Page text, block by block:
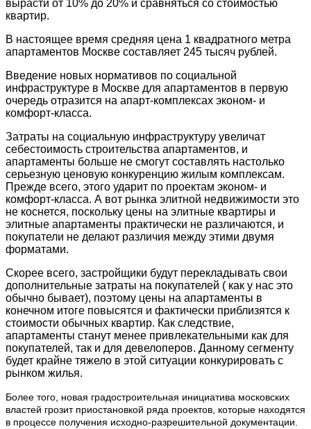
вырасти от 10% до 20% и сравняться со стоимостью
квартир.
В настоящее время средняя цена 1 квадратного метра
апартаментов Москве составляет 245 тысяч рублей.
Введение новых нормативов по социальной
инфраструктуре в Москве для апартаментов в первую
очередь отразится на апарт-комплексах эконом- и
комфорт-класса.
Затраты на социальную инфраструктуру увеличат
себестоимость строительства апартаментов, и
апартаменты больше не смогут составлять настолько
серьезную ценовую конкуренцию жилым комплексам.
Прежде всего, этого ударит по проектам эконом- и
комфорт-класса. А вот рынка элитной недвижимости это
не коснется, поскольку цены на элитные квартиры и
элитные апартаменты практически не различаются, и
покупатели не делают различия между этими двумя
форматами.
Скорее всего, застройщики будут перекладывать свои
дополнительные затраты на покупателей ( как у нас это
обычно бывает), поэтому цены на апартаменты в
конечном итоге повысятся и фактически приблизятся к
стоимости обычных квартир. Как следствие,
апартаменты станут менее привлекательными как для
покупателей, так и для девелоперов. Данному сегменту
будет крайне тяжело в этой ситуации конкурировать с
рынком жилья.
Более того, новая градостроительная инициатива московских
властей грозит приостановкой ряда проектов, которые находятся
в процессе получения исходно-разрешительной документации.